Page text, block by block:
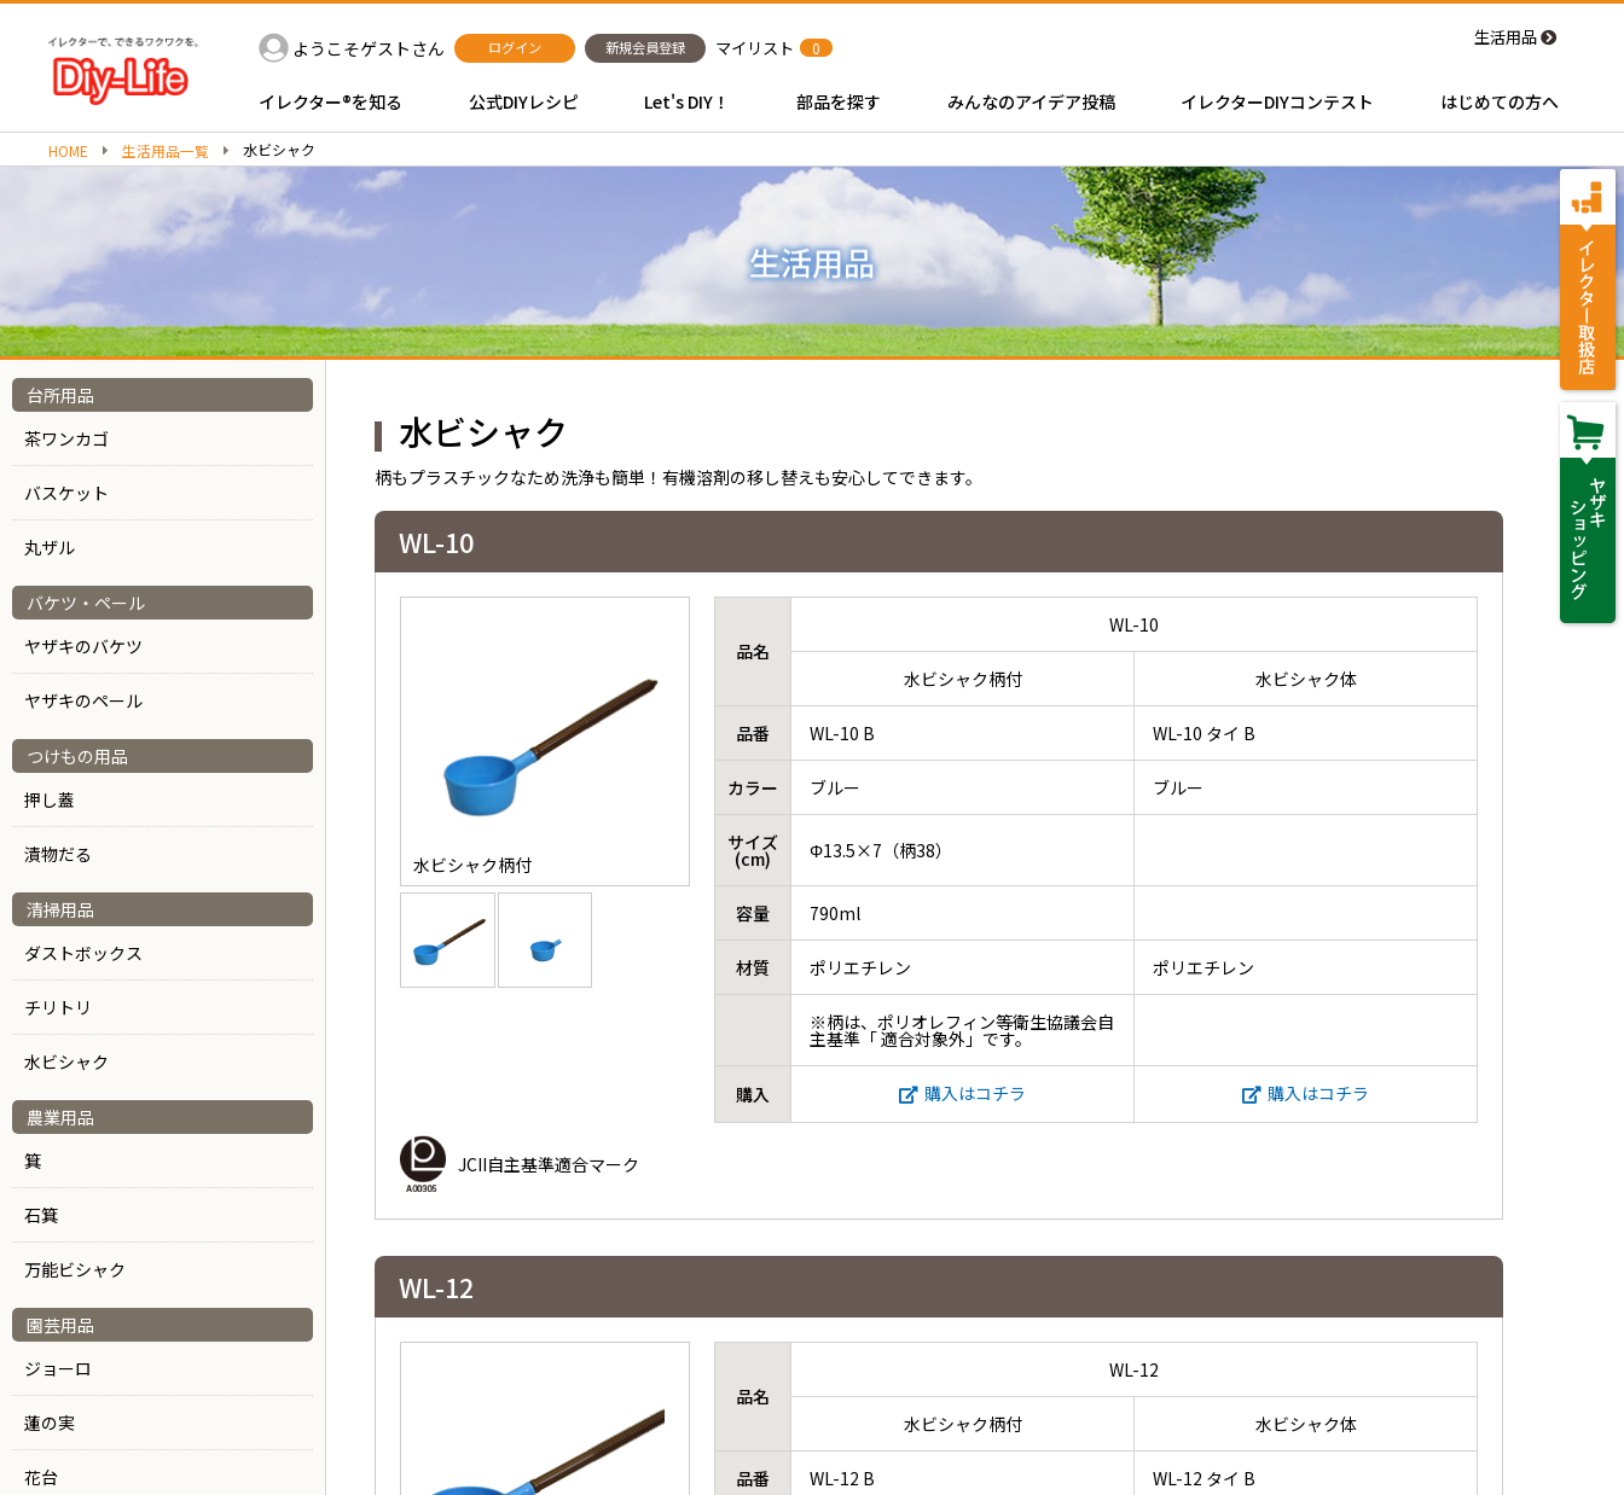
ようこそゲストさん ログイン 新規会員登録 マイリスト 0 生活用品
イレクター®を知る 公式DIYレシピ Let's DIY！ 部品を探す みんなのアイデア投稿 イレクターDIYコンテスト はじめての方へ
HOME 生活用品一覧 水ビシャク
台所用品
茶ワンカゴ
バスケット
丸ザル
バケツ・ペール
ヤザキのバケツ
ヤザキのペール
つけもの用品
押し蓋
漬物だる
清掃用品
ダストボックス
チリトリ
水ビシャク
農業用品
箕
石箕
万能ビシャク
園芸用品
ジョーロ
蓮の実
花台
水ビシャク
柄もプラスチックなため洗浄も簡単！有機溶剤の移し替えも安心してできます。
WL-10
水ビシャク柄付
品名
WL-10
水ビシャク柄付 水ビシャク体
品番 WL-10 B WL-10 タイ B
カラー ブルー ブルー
サイズ
(cm) Φ13.5×7（柄38）
容量 790ml
材質 ポリエチレン ポリエチレン
※柄は、ポリオレフィン等衛生協議会自
主基準「 適合対象外」です。
購入 購入はコチラ 購入はコチラ
JCII自主基準適合マーク
WL-12
品名
WL-12
水ビシャク柄付 水ビシャク体
品番 WL-12 B WL-12 タイ B